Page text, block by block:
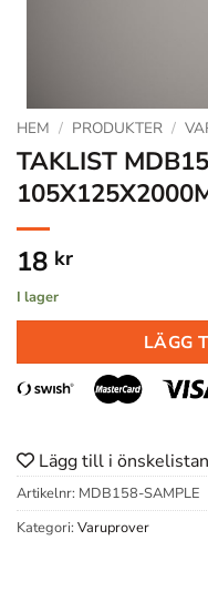
HEM / PRODUKTER /
TAKLIST
18 kr
I lager
LÄGG
Lägg till i önskelistan
Artikelnr: MDB158-SAMPLE
Kategori: Varuprover